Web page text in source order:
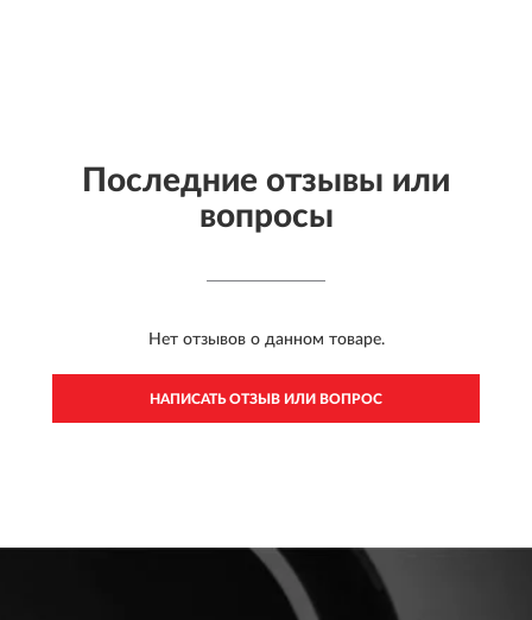
Последние отзывы или
вопросы
Нет отзывов о данном товаре.
НАПИСАТЬ ОТЗЫВ ИЛИ ВОПРОС